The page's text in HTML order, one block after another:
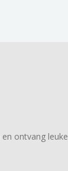
en ontvang leuke